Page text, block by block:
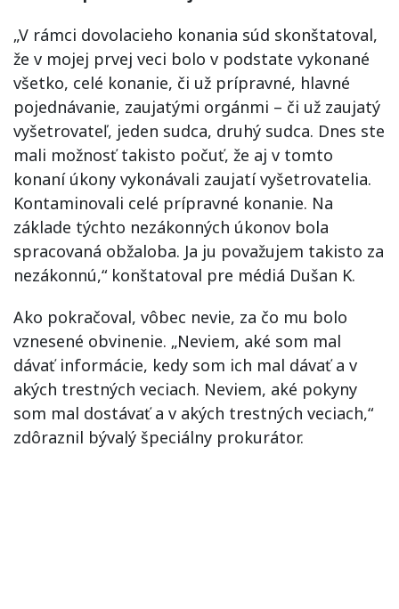
„V rámci dovolacieho konania súd skonštatoval,
že v mojej prvej veci bolo v podstate vykonané
všetko, celé konanie, či už prípravné, hlavné
pojednávanie, zaujatými orgánmi – či už zaujatý
vyšetrovateľ, jeden sudca, druhý sudca. Dnes ste
mali možnosť takisto počuť, že aj v tomto
konaní úkony vykonávali zaujatí vyšetrovatelia.
Kontaminovali celé prípravné konanie. Na
základe týchto nezákonných úkonov bola
spracovaná obžaloba. Ja ju považujem takisto za
nezákonnú,“ konštatoval pre médiá Dušan K.
Ako pokračoval, vôbec nevie, za čo mu bolo
vznesené obvinenie. „Neviem, aké som mal
dávať informácie, kedy som ich mal dávať a v
akých trestných veciach. Neviem, aké pokyny
som mal dostávať a v akých trestných veciach,“
zdôraznil bývalý špeciálny prokurátor.